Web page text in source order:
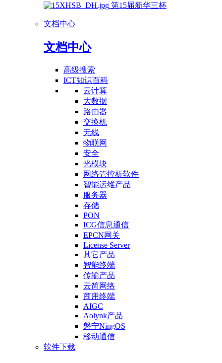
第15届新华三杯
文档中心
文档中心
高级搜索
ICT知识百科
云计算
大数据
路由器
交换机
无线
物联网
安全
光模块
网络管控析软件
智能运维产品
服务器
存储
PON
ICG信息通信
EPCN网关
License Server
其它产品
智能终端
传输产品
云简网络
商用终端
AIGC
Aolynk产品
磐宁NingOS
移动通信
软件下载